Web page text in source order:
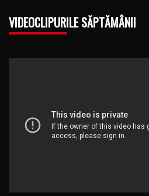
VIDEOCLIPURILE SĂPTĂMÂNII